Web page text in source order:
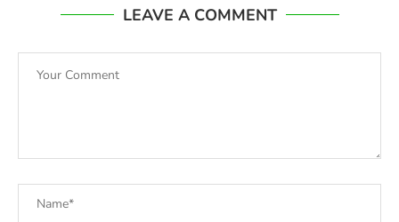
LEAVE A COMMENT